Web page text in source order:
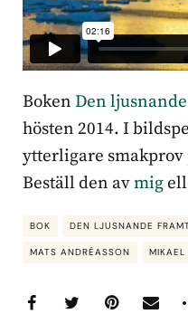
Boken Den
hösten 2014. I
ytterligare smakprov
Beställ den avmig
BOK DEN LJUSNANDE
MATS ANDRÉASSON MIKAEL